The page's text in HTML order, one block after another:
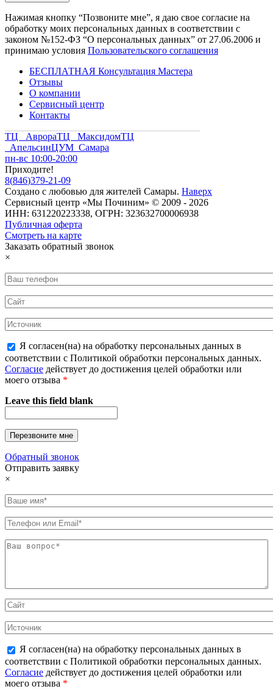
Нажимая кнопку “Позвоните мне”, я даю свое согласие на
обработку моих персональных данных в соответствии с
законом №152-ФЗ “О персональных данных” от 27.06.2006 и
принимаю условия Пользовательского соглашения
БЕСПЛАТНАЯ Консультация Мастера
Отзывы
О компании
Сервисный центр
Контакты
ТЦ АврораТЦ МаксидомТЦ
АпельсинЦУМ Самара
пн-вс 10:00-20:00
Приходите!
8(846)379-21-09
Создано с любовью для жителей Самары. Наверх
Сервисный центр «Мы Починим» © 2009 - 2026
ИНН: 631220223338, ОГРН: 323632700006938
Публичная оферта
Смотреть на карте
Заказать обратный звонок
×
Я согласен(на) на обработку персональных данных в
соответствии с Политикой обработки персональных данных.
Согласие действует до достижения целей обработки или
моего отзыва *
Leave this field blank
Обратный звонок
Отправить заявку
×
Я согласен(на) на обработку персональных данных в
соответствии с Политикой обработки персональных данных.
Согласие действует до достижения целей обработки или
моего отзыва *